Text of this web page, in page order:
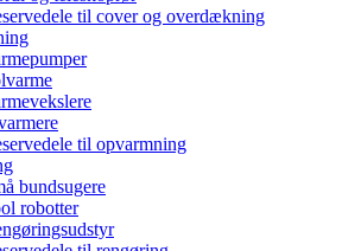
til cover og overdækning
til opvarmning
bundsugere
robotter